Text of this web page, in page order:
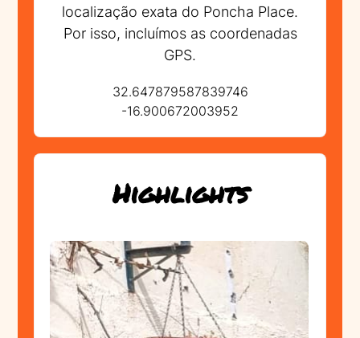
localização exata do Poncha Place.
Por isso, incluímos as coordenadas
GPS.
32.647879587839746
-16.900672003952
Highlights